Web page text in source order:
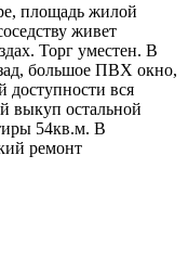
площадь жилой
живет
Торг уместен. В
большое ПВХ окно,
доступности вся
выкуп остальной
54кв.м. В
ремонт